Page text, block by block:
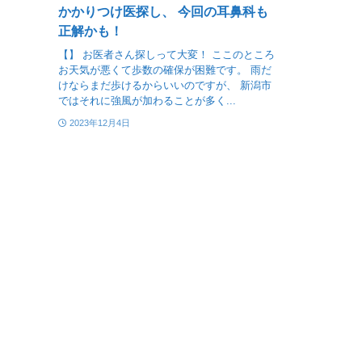
かかりつけ医探し、 今回の耳鼻科も
正解かも！
【】 お医者さん探しって大変！ ここのところ
お天気が悪くて歩数の確保が困難です。 雨だ
けならまだ歩けるからいいのですが、 新潟市
ではそれに強風が加わることが多く...
2023年12月4日